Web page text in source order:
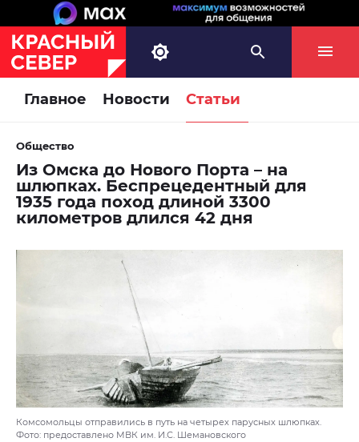
Главное Новости Статьи
Общество
Из Омска до Нового Порта – на
шлюпках. Беспрецедентный для
1935 года поход длиной 3300
километров длился 42 дня
Комсомольцы отправились в путь на четырех парусных шлюпках.
Фото: предоставлено МВК им. И.С. Шемановского